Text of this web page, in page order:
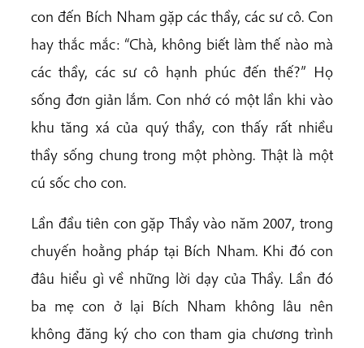
con đến Bích Nham gặp các thầy, các sư cô. Con
hay thắc mắc: “Chà, không biết làm thế nào mà
các thầy, các sư cô hạnh phúc đến thế?” Họ
sống đơn giản lắm. Con nhớ có một lần khi vào
khu tăng xá của quý thầy, con thấy rất nhiều
thầy sống chung trong một phòng. Thật là một
cú sốc cho con.
Lần đầu tiên con gặp Thầy vào năm 2007, trong
chuyến hoằng pháp tại Bích Nham. Khi đó con
đâu hiểu gì về những lời dạy của Thầy. Lần đó
ba mẹ con ở lại Bích Nham không lâu nên
không đăng ký cho con tham gia chương trình